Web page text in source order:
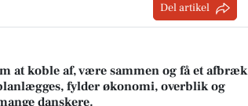
Del artikel
at koble af, være sammen og få et afbræk
fylder økonomi, overblik og
danskere.